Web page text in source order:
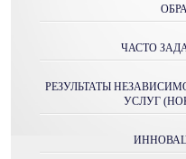
ЧАСТО
РЕЗУЛЬТАТЫ
УСЛУГ